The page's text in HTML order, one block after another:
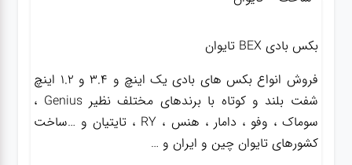
بکس بادی BEX تایوان
فروش انواع بکس های بادی یک اینچ و 3.4 و 1.2 اینچ
شفت بلند و کوتاه با برندهای مختلف نظیر Genius ،
سوماک ، وفو ، دامار ، هنس ، RY ، تایتیان و …ساخت
کشورهای تایوان چین و ایران و …